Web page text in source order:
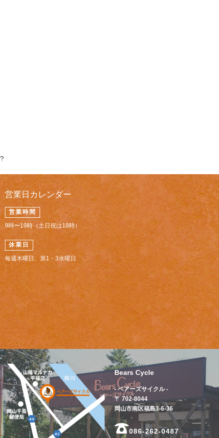
?
営業日カレンダー
営業時間
9時〜19時（土日祝は18時）
休業日
毎週木曜日、第1・3水曜日
Bears Cycle
- ベアーズサイクル -
〒 702-8044
岡山市南区福島3-6-36
086-262-0487